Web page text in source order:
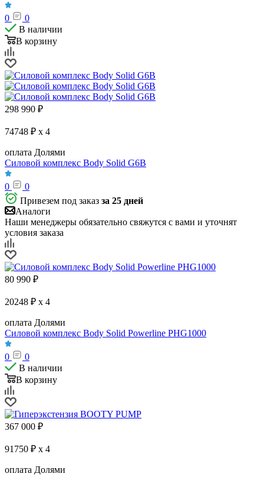
0
0
В наличии
В корзину
298 990 ₽
74748 ₽ x 4
оплата Долями
Силовой комплекс Body Solid G6B
0
0
Привезем под заказ за 25 дней
Аналоги
Наши менеджеры обязательно свяжутся с вами и уточнят
условия заказа
80 990 ₽
20248 ₽ x 4
оплата Долями
Силовой комплекс Body Solid Powerline PHG1000
0
0
В наличии
В корзину
367 000 ₽
91750 ₽ x 4
оплата Долями